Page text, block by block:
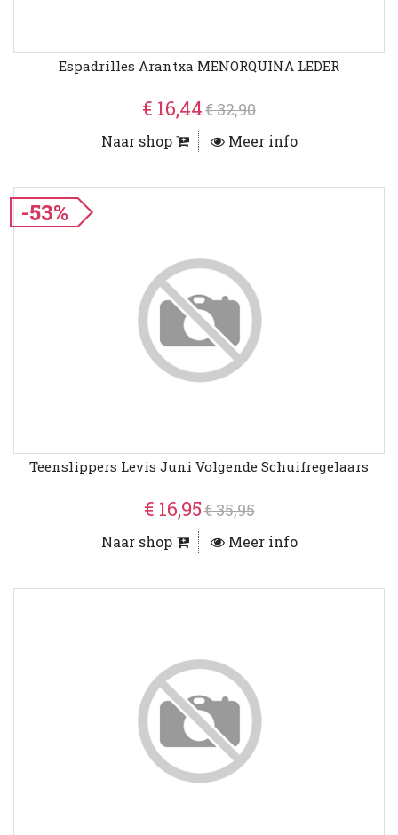
Espadrilles Arantxa MENORQUINA LEDER
€ 16,44€ 32,90
Naar shop Meer info
-53%
Teenslippers Levis Juni Volgende Schuifregelaars
€ 16,95€ 35,95
Naar shop Meer info